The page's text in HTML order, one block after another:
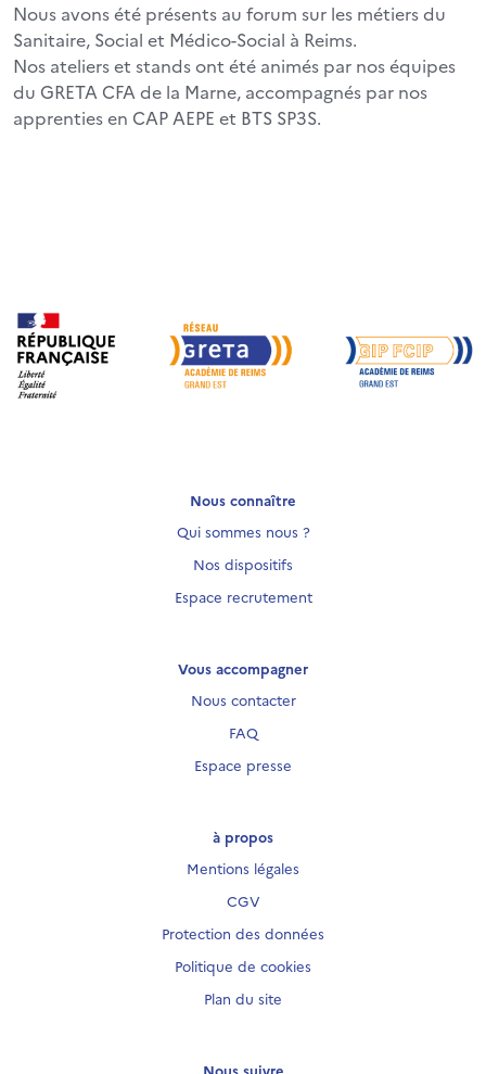
Nous avons été présents au forum sur les métiers du
Sanitaire, Social et Médico-Social à Reims.
Nos ateliers et stands ont été animés par nos équipes
du GRETA CFA de la Marne, accompagnés par nos
apprenties en CAP AEPE et BTS SP3S.
Nous connaître
Qui sommes nous ?
Nos dispositifs
Espace recrutement
Vous accompagner
Nous contacter
FAQ
Espace presse
à propos
Mentions légales
CGV
Protection des données
Politique de cookies
Plan du site
Nous suivre